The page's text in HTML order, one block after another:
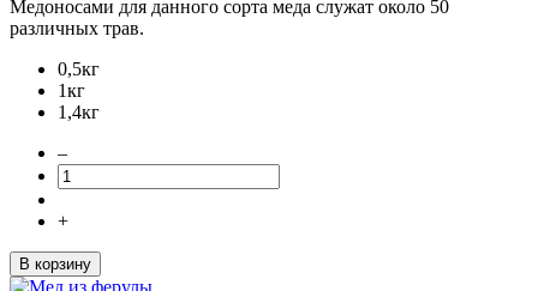
Медоносами для данного сорта меда служат около 50
различных трав.
0,5кг
1кг
1,4кг
–
+
В корзину